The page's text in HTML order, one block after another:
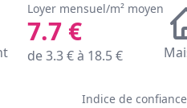
Loyer mensuel/m² moyen
7.7€
de3.3€ à 18.5€
Indice de